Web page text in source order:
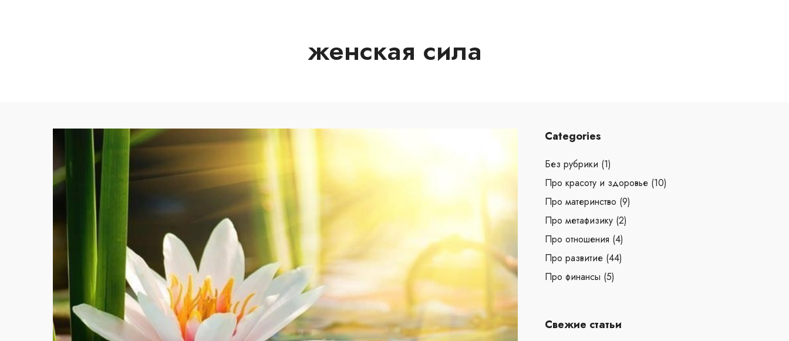
женская сила
Categories
Без рубрики (1)
Про красоту и здоровье (10)
Про материнство (9)
Про метафизику (2)
Про отношения (4)
Про развитие (44)
Про финансы (5)
Свежие статьи